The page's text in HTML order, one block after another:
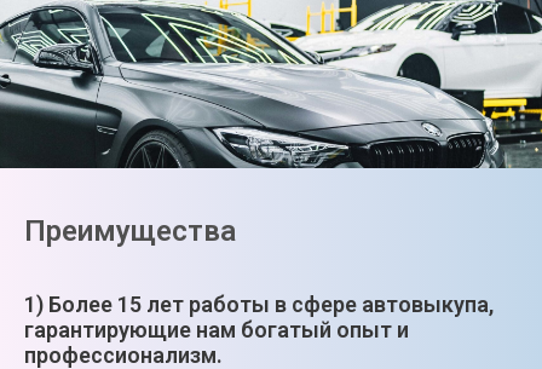
Преимущества
1) Более 15 лет работы в сфере автовыкупа,
гарантирующие нам богатый опыт и
профессионализм.